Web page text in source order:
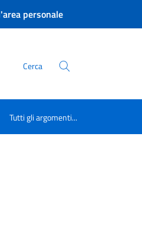
personale
Cerca
Tutti gli argomenti...